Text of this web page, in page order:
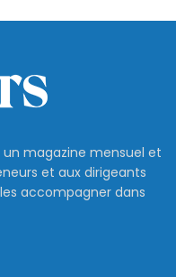
magazine mensuel et
et aux dirigeants
accompagner dans